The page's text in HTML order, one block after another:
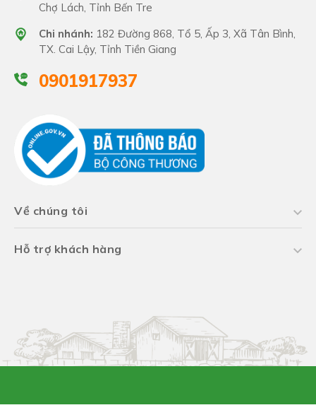
Chợ Lách, Tỉnh Bến Tre
Chi nhánh: 182 Đường 868, Tổ 5, Ấp 3, Xã Tân Bình,
TX. Cai Lậy, Tỉnh Tiền Giang
0901917937
Về chúng tôi
Hỗ trợ khách hàng